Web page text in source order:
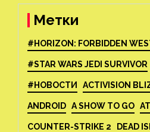
Метки
#HORIZON: FORBIDDEN
#STAR WARS JEDI SURVIVOR
#НОВОСТИ ACTIVISION
ANDROID A SHOW TO GO
COUNTER-STRIKE 2 DEAD